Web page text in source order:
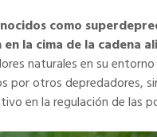
como
la cima de la cadena
naturales en su
por otros depredadores,
en la regulación de las